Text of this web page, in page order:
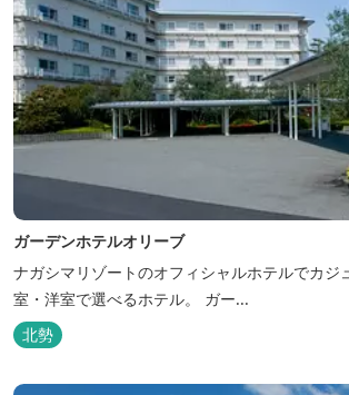
ガーデンホテルオリーブ
ナガシマリゾートのオフィシャルホテルでカジ
室・洋室で選べるホテル。 ガー...
北勢